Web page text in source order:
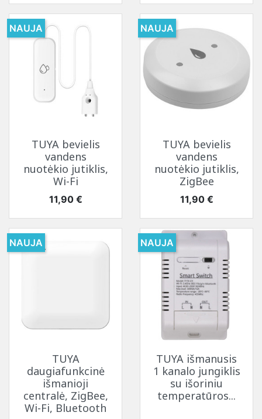
TUYA bevielis
vandens
nuotėkio jutiklis,
Wi-Fi
Kaina
11,90 €
NAUJA
TUYA bevielis
vandens
nuotėkio jutiklis,
ZigBee
Kaina
11,90 €
NAUJA
TUYA
daugiafunkcinė
išmanioji
centralė, ZigBee,
Wi-Fi, Bluetooth
NAUJA
TUYA išmanusis
1 kanalo jungiklis
su išoriniu
temperatūros...
NAUJA